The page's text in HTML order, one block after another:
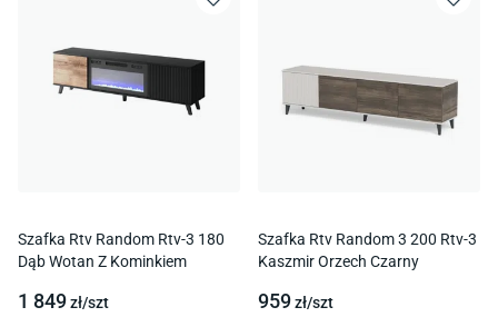
Szafka Rtv Random Rtv-3 180
Dąb Wotan Z Kominkiem
1 849zł/szt
Szafka Rtv Random 3 200 Rtv-3
Kaszmir Orzech Czarny
959zł/szt